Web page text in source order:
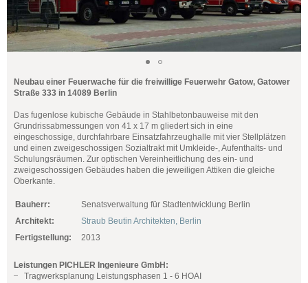
Neubau einer Feuerwache für die freiwillige Feuerwehr Gatow, Gatower
Straße 333 in 14089 Berlin
Das fugenlose kubische Gebäude in Stahlbetonbauweise mit den
Grundrissabmessungen von 41 x 17 m gliedert sich in eine
eingeschossige, durchfahrbare Einsatzfahrzeughalle mit vier Stellplätzen
und einen zweigeschossigen Sozialtrakt mit Umkleide-, Aufenthalts- und
Schulungsräumen. Zur optischen Vereinheitlichung des ein- und
zweigeschossigen Gebäudes haben die jeweiligen Attiken die gleiche
Oberkante.
Bauherr:
Senatsverwaltung für Stadtentwicklung Berlin
Architekt:
Straub Beutin Architekten, Berlin
Fertigstellung:
2013
Leistungen PICHLER Ingenieure GmbH:
Tragwerksplanung Leistungsphasen 1 - 6 HOAI